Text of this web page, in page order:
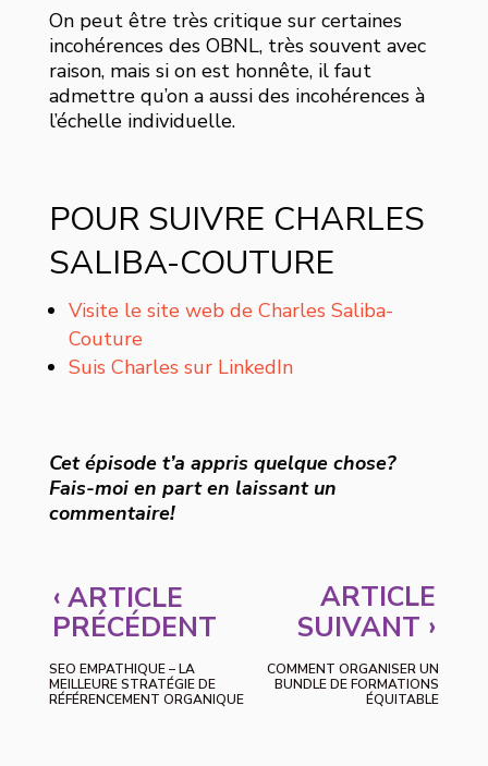
On peut être très critique sur certaines
incohérences des OBNL, très souvent avec
raison, mais si on est honnête, il faut
admettre qu’on a aussi des incohérences à
l’échelle individuelle.
POUR SUIVRE CHARLES
SALIBA-COUTURE
Visite le site web de Charles Saliba-
Couture
Suis Charles sur LinkedIn
Cet épisode t’a appris quelque chose?
Fais-moi en part en laissant un
commentaire!
‹ARTICLE
PRÉCÉDENT
SEO EMPATHIQUE – LA
MEILLEURE STRATÉGIE DE
RÉFÉRENCEMENT ORGANIQUE
ARTICLE
SUIVANT ›
COMMENT ORGANISER UN
BUNDLE DE FORMATIONS
ÉQUITABLE